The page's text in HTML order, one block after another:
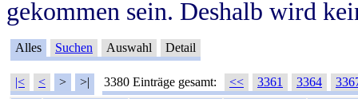
gekommen sein. Deshalb wird
Alles Suchen Auswahl Detail
|< < > >| 3380 Einträge gesamt: << 3361 3364